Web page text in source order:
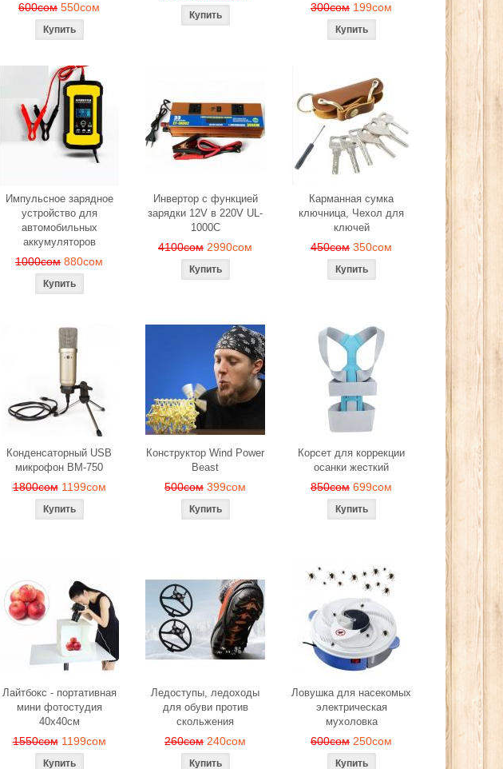
600сом 550сом 300сом 199сом
Импульсное зарядное
устройство для
автомобильных
аккумуляторов
1000сом 880сом
Инвертор с функцией
зарядки 12V в 220V UL-
1000C
4100сом 2990сом
Карманная сумка
ключница, Чехол для
ключей
450сом 350сом
Конденсаторный USB
микрофон BM-750
1800сом 1199сом
Конструктор Wind Power
Beast
500сом 399сом
Корсет для коррекции
осанки жесткий
850сом 699сом
Лайтбокс - портативная
мини фотостудия
40x40см
1550сом 1199сом
Ледоступы, ледоходы
для обуви против
скольжения
260сом 240сом
Ловушка для насекомых
электрическая
мухоловка
600сом 250сом